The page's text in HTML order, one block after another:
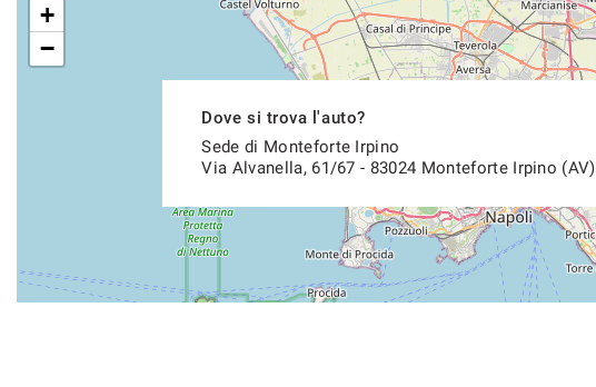
Dove si trova l'auto?
Sede di Monteforte Irpino
Via Alvanella, 61/67 - 83024 Monteforte Irpino (AV)
+
−